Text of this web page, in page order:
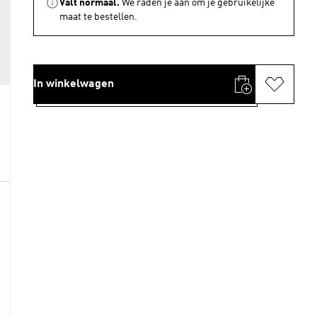
Valt normaal. We raden je aan om je gebruikelijke
maat te bestellen.
In winkelwagen